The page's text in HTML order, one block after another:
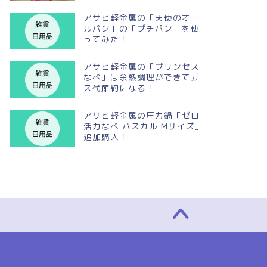
アサヒ軽金属の「天使のオー
ルパン」の「プチパン」を使
ってみた！
アサヒ軽金属の「プリンセス
なべ」は余熱調理ができてガ
ス代節約になる！
アサヒ軽金属の圧力鍋「ゼロ
活力なべ パスカル Mサイズ」
追加購入！